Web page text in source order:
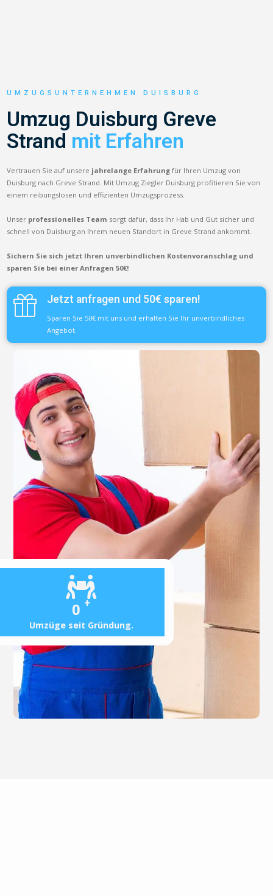
0 +
Umzüge seit Gründung.
UMZUGSUNTERNEHMEN DUISBURG
Umzug Duisburg Greve
Strand mit Erfahren
Vertrauen Sie auf unsere jahrelange Erfahrung für Ihren Umzug von
Duisburg nach Greve Strand. Mit Umzug Ziegler Duisburg profitieren Sie von
einem reibungslosen und effizienten Umzugsprozess.
Unser professionelles Team sorgt dafür, dass Ihr Hab und Gut sicher und
schnell von Duisburg an Ihrem neuen Standort in Greve Strand ankommt.
Sichern Sie sich jetzt Ihren unverbindlichen Kostenvoranschlag und
sparen Sie bei einer Anfragen 50€!
Jetzt anfragen und 50€ sparen!
Sparen Sie 50€ mit uns und erhalten Sie Ihr unverbindliches
Angebot.